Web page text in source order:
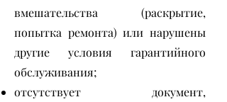
вмешательства (раскрытие,
попытка ремонта) или нарушены
другие условия гарантийного
обслуживания;
отсутствует документ,